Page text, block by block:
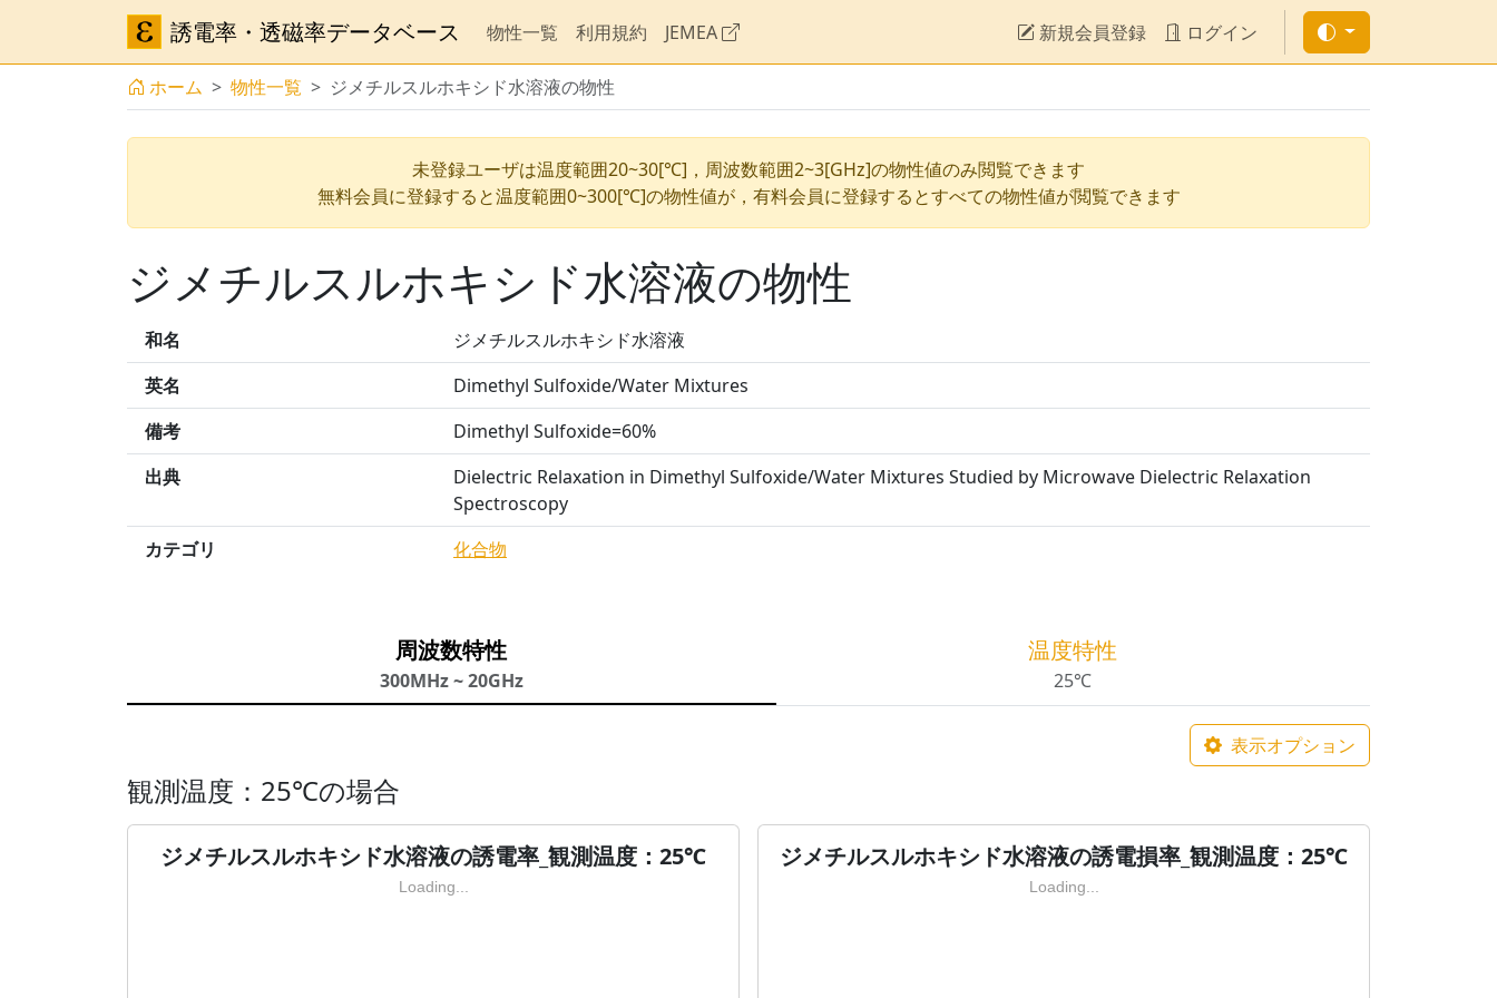
誘電率・透磁率データベース 物性一覧 利用規約 JEMEA 新規会員登録 ログイン
ホーム 物性一覧 ジメチルスルホキシド水溶液の物性
未登録ユーザは温度範囲20~30[℃]，周波数範囲2~3[GHz]の物性値のみ閲覧できます
無料会員に登録すると温度範囲0~300[℃]の物性値が，有料会員に登録するとすべての物性値が閲覧できます
ジメチルスルホキシド水溶液の物性
和名
ジメチルスルホキシド水溶液
英名
Dimethyl Sulfoxide/Water Mixtures
備考
Dimethyl Sulfoxide=60%
出典
Dielectric Relaxation in Dimethyl Sulfoxide/Water Mixtures Studied by Microwave Dielectric Relaxation
Spectroscopy
カテゴリ
化合物
周波数特性
300MHz ~ 20GHz
温度特性
25℃
表示オプション
観測温度：25℃の場合
ジメチルスルホキシド水溶液の誘電率_観測温度：25℃
Loading...
ジメチルスルホキシド水溶液の誘電損率_観測温度：25℃
Loading...